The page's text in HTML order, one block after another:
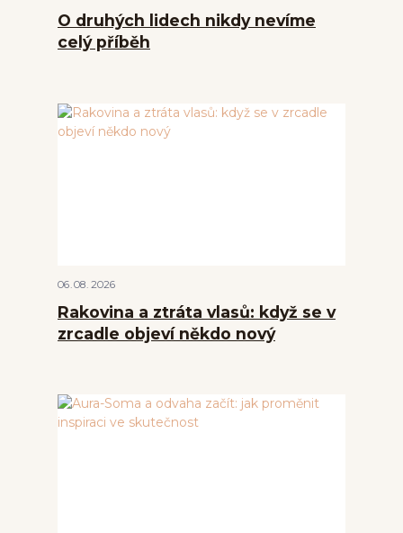
O druhých lidech nikdy nevíme
celý příběh
06 08 2026
Rakovina a ztráta vlasů: když se v
zrcadle objeví někdo nový